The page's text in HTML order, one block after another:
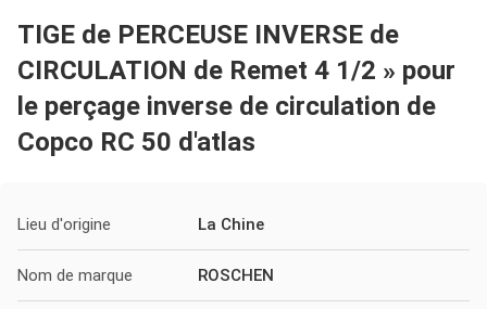
TIGE de PERCEUSE INVERSE de
CIRCULATION de Remet 4 1/2 » pour
le perçage inverse de circulation de
Copco RC 50 d'atlas
Lieu d'origine La Chine
Nom de marque ROSCHEN